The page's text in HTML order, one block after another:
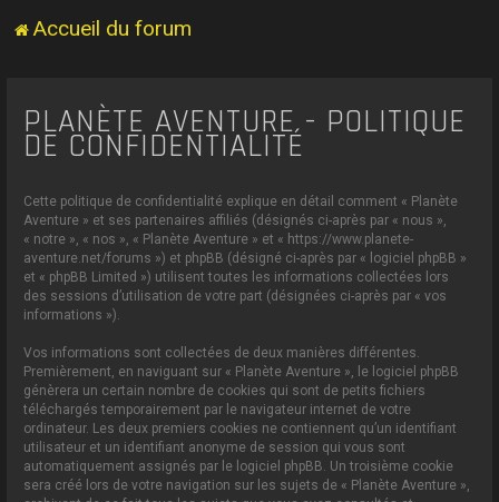
Accueil du forum
PLANÈTE AVENTURE - POLITIQUE
DE CONFIDENTIALITÉ
Cette politique de confidentialité explique en détail comment « Planète
Aventure » et ses partenaires affiliés (désignés ci-après par « nous »,
« notre », « nos », « Planète Aventure » et « https://www.planete-
aventure.net/forums ») et phpBB (désigné ci-après par « logiciel phpBB »
et « phpBB Limited ») utilisent toutes les informations collectées lors
des sessions d’utilisation de votre part (désignées ci-après par « vos
informations »).
Vos informations sont collectées de deux manières différentes.
Premièrement, en naviguant sur « Planète Aventure », le logiciel phpBB
génèrera un certain nombre de cookies qui sont de petits fichiers
téléchargés temporairement par le navigateur internet de votre
ordinateur. Les deux premiers cookies ne contiennent qu’un identifiant
utilisateur et un identifiant anonyme de session qui vous sont
automatiquement assignés par le logiciel phpBB. Un troisième cookie
sera créé lors de votre navigation sur les sujets de « Planète Aventure »,